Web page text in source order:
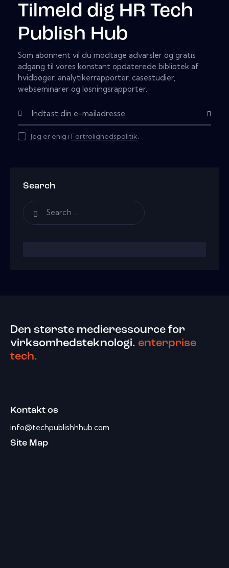
Tilmeld dig HR Tech
Publish Hub
Som abonnent vil du modtage advarsler og gratis
adgang til vores konstant opdaterede bibliotek af
hvidbøger, analytikerrapporter, casestudier,
webseminarer og løsningsrapporter.
Subscribe
Jeg er enig i Fortrolighedspolitik.
Search
Den største medieressource for
virksomhedsteknologi. enterprise
tech.
Kontakt os
info@techpublishhhub.com
Site Map